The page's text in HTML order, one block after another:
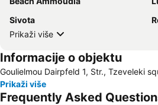
Sivota
Prikaži više
Informacije o objektu
Goulielmou Dairpfeld 1, Str., Tzeveleki
Prikaži više
Frequently Asked